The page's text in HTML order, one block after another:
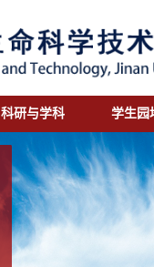
科研与学科 学生园